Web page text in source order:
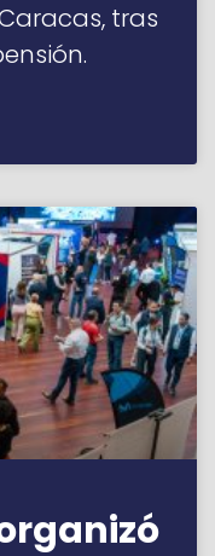
tras